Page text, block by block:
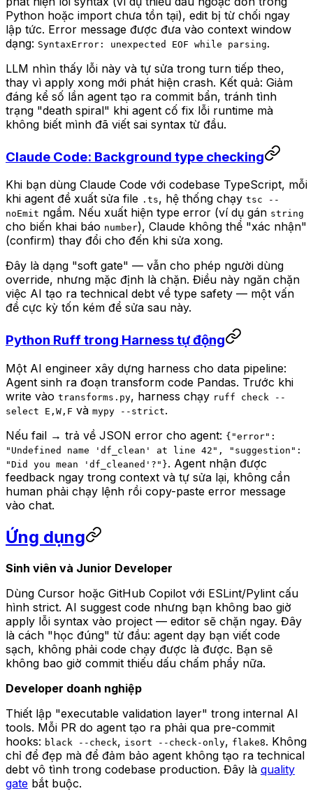
Python hoặc import chưa tồn tại), edit bị từ chối ngay
lập tức. Error message được đưa vào context window
dạng: SyntaxError: unexpected EOF while parsing.
LLM nhìn thấy lỗi này và tự sửa trong turn tiếp theo,
thay vì apply xong mới phát hiện crash. Kết quả: Giảm
đáng kể số lần agent tạo ra commit bẩn, tránh tình
trạng "death spiral" khi agent cố fix lỗi runtime mà
không biết mình đã viết sai syntax từ đầu.
Claude Code: Background type checking
Khi bạn dùng Claude Code với codebase TypeScript, mỗi
khi agent đề xuất sửa file .ts, hệ thống chạy tsc --
noEmit ngầm. Nếu xuất hiện type error (ví dụ gán string
cho biến khai báo number), Claude không thể "xác nhận"
(confirm) thay đổi cho đến khi sửa xong.
Đây là dạng "soft gate" — vẫn cho phép người dùng
override, nhưng mặc định là chặn. Điều này ngăn chặn
việc AI tạo ra technical debt về type safety — một vấn
đề cực kỳ tốn kém để sửa sau này.
Python Ruff trong Harness tự động
Một AI engineer xây dựng harness cho data pipeline:
Agent sinh ra đoạn transform code Pandas. Trước khi
write vào transforms.py, harness chạy ruff check --
select E,W,F và mypy --strict.
Nếu fail → trả về JSON error cho agent: {"error":
"Undefined name 'df_clean' at line 42", "suggestion":
"Did you mean 'df_cleaned'?"}. Agent nhận được
feedback ngay trong context và tự sửa lại, không cần
human phải chạy lệnh rồi copy-paste error message
vào chat.
Ứng dụng
Sinh viên và Junior Developer
Dùng Cursor hoặc GitHub Copilot với ESLint/Pylint cấu
hình strict. AI suggest code nhưng bạn không bao giờ
apply lỗi syntax vào project — editor sẽ chặn ngay. Đây
là cách "học đúng" từ đầu: agent dạy bạn viết code
sạch, không phải code chạy được là được. Bạn sẽ
không bao giờ commit thiếu dấu chấm phẩy nữa.
Developer doanh nghiệp
Thiết lập "executable validation layer" trong internal AI
tools. Mỗi PR do agent tạo ra phải qua pre-commit
hooks: black --check, isort --check-only, flake8. Không
chỉ để đẹp mà để đảm bảo agent không tạo ra technical
debt vô tình trong codebase production. Đây là quality
gate bắt buộc.